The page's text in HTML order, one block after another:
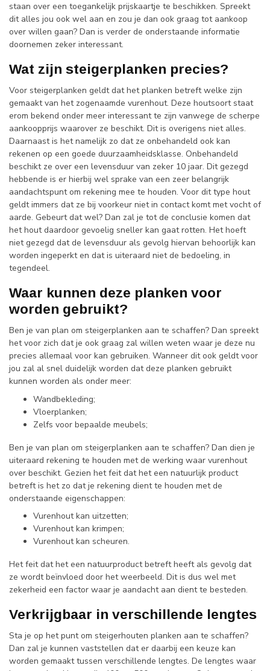
staan over een toegankelijk prijskaartje te beschikken. Spreekt
dit alles jou ook wel aan en zou je dan ook graag tot aankoop
over willen gaan? Dan is verder de onderstaande informatie
doornemen zeker interessant.
Wat zijn steigerplanken precies?
Voor steigerplanken geldt dat het planken betreft welke zijn
gemaakt van het zogenaamde vurenhout. Deze houtsoort staat
erom bekend onder meer interessant te zijn vanwege de scherpe
aankoopprijs waarover ze beschikt. Dit is overigens niet alles.
Daarnaast is het namelijk zo dat ze onbehandeld ook kan
rekenen op een goede duurzaamheidsklasse. Onbehandeld
beschikt ze over een levensduur van zeker 10 jaar. Dit gezegd
hebbende is er hierbij wel sprake van een zeer belangrijk
aandachtspunt om rekening mee te houden. Voor dit type hout
geldt immers dat ze bij voorkeur niet in contact komt met vocht of
aarde. Gebeurt dat wel? Dan zal je tot de conclusie komen dat
het hout daardoor gevoelig sneller kan gaat rotten. Het hoeft
niet gezegd dat de levensduur als gevolg hiervan behoorlijk kan
worden ingeperkt en dat is uiteraard niet de bedoeling, in
tegendeel.
Waar kunnen deze planken voor
worden gebruikt?
Ben je van plan om steigerplanken aan te schaffen? Dan spreekt
het voor zich dat je ook graag zal willen weten waar je deze nu
precies allemaal voor kan gebruiken. Wanneer dit ook geldt voor
jou zal al snel duidelijk worden dat deze planken gebruikt
kunnen worden als onder meer:
Wandbekleding;
Vloerplanken;
Zelfs voor bepaalde meubels;
Ben je van plan om steigerplanken aan te schaffen? Dan dien je
uiteraard rekening te houden met de werking waar vurenhout
over beschikt. Gezien het feit dat het een natuurlijk product
betreft is het zo dat je rekening dient te houden met de
onderstaande eigenschappen:
Vurenhout kan uitzetten;
Vurenhout kan krimpen;
Vurenhout kan scheuren.
Het feit dat het een natuurproduct betreft heeft als gevolg dat
ze wordt beïnvloed door het weerbeeld. Dit is dus wel met
zekerheid een factor waar je aandacht aan dient te besteden.
Verkrijgbaar in verschillende lengtes
Sta je op het punt om steigerhouten planken aan te schaffen?
Dan zal je kunnen vaststellen dat er daarbij een keuze kan
worden gemaakt tussen verschillende lengtes. De lengtes waar